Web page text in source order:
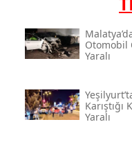
Otomobil
Yaralı
Karıştığı
Yaralı